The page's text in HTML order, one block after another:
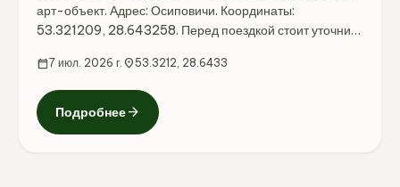
арт-объект. Адрес: Осиповичи. Координаты:
53.321209, 28.643258. Перед поездкой стоит уточнить
условия на официальных ресурсах.
calendar_today7 июл. 2026 г. location_on53.3212, 28.6433
Подробнееarrow_forward